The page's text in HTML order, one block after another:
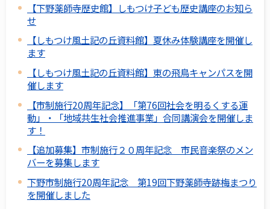
【下野薬師寺歴史館】しもつけ子ども歴史講座のお知ら
せ
【しもつけ風土記の丘資料館】夏休み体験講座を開催し
ます
【しもつけ風土記の丘資料館】東の飛鳥キャンパスを開
催します
【市制施行20周年記念】「第76回社会を明るくする運
動」・「地域共生社会推進事業」合同講演会を開催しま
す！
【追加募集】市制施行２０周年記念 市民音楽祭のメン
バーを募集します
下野市制施行20周年記念 第19回下野薬師寺跡梅まつり
を開催しました